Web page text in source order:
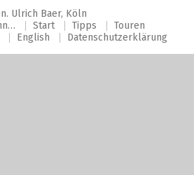
Ulrich Baer, Köln
Start Tipps
Touren
English Datenschutzerklärung